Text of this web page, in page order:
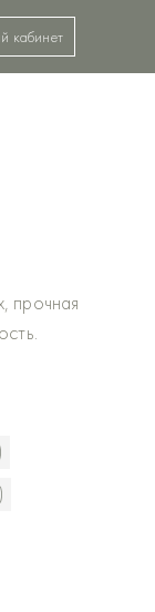
кабинет
прочная